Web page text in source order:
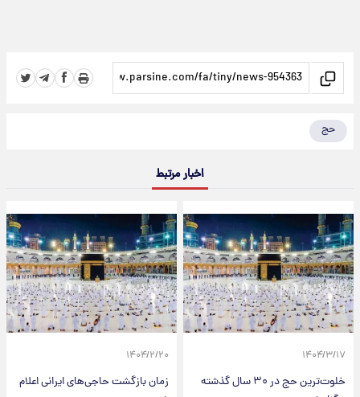
حج
اخبار مرتبط
۱۴۰۴/۳/۱۷
خلوت‌ترین حج در ۳۰ سال گذشته
۱۴۰۴/۲/۲۰
زمان بازگشت حاجی‌های ایرانی اعلام